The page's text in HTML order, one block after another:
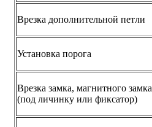
Врезка дополнительной петли
Установка порога
Врезка замка, магнитного замка
(под личинку или фиксатор)